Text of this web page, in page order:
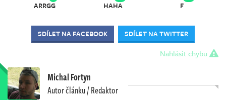
ARRGG
HAHA
F
SDÍLET NA FACEBOOK SDÍLET NA TWITTER
Nahlásit chybu
Michal Fortyn
Autor článku / Redaktor